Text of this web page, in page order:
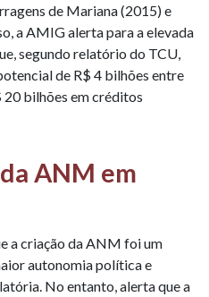
de Mariana (2015) e
a AMIG alerta para a elevada
segundo relatório do TCU,
de R$ 4 bilhões entre
20 bilhões em créditos
ANM em
a criação da ANM foi um
autonomia política e
No entanto, alerta que a